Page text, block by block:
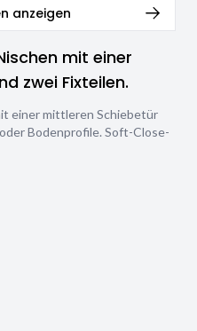
anzeigen
mit einer
zwei Fixteilen.
einer mittleren Schiebetür
Bodenprofile. Soft-Close-